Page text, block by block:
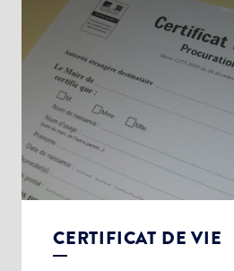
CERTIFICAT DE VIE